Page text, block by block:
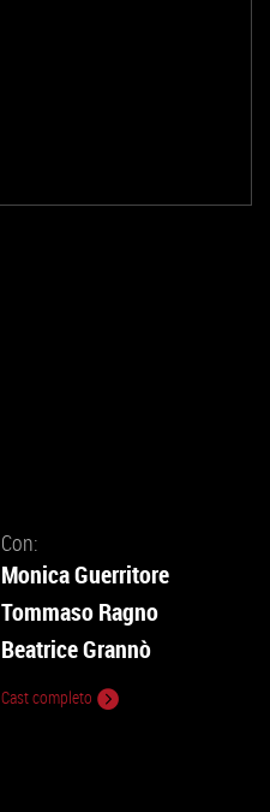
Con:
Monica Guerritore
Tommaso Ragno
Beatrice Grannò
Cast completo